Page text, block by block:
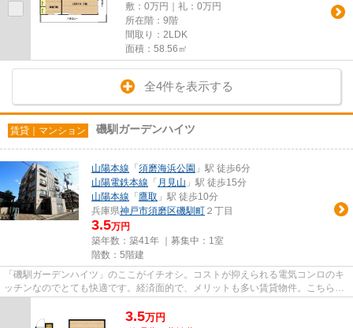
敷：0万円｜礼：0万円
所在階：9階
間取り：2LDK
面積：58.56㎡
全4件を表示する
賃貸｜マンション 磯馴ガーデンハイツ
山陽本線 「 須磨海浜公園 」駅 徒歩6分
山陽電鉄本線 「 月見山 」駅 徒歩15分
山陽本線 「 鷹取 」駅 徒歩10分
兵庫県神戸市須磨区磯馴町 ２丁目
3.5万円
築年数：築41年 ｜募集中： 1室
階数：5階建
「磯馴ガーデンハイツ」のここがイチオシ。コストが抑えられる電気コンロのキ
ッチンなのでとても快適です。経済面的で、メリットも多い賃貸物件。こちらは
3.5万円